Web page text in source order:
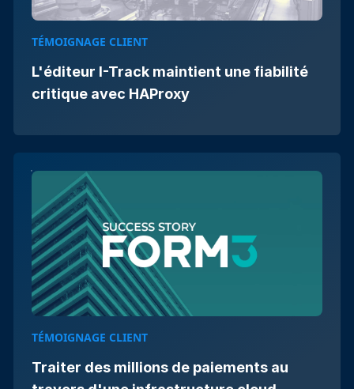
TÉMOIGNAGE CLIENT
L'éditeur I-Track maintient une fiabilité
critique avec HAProxy
TÉMOIGNAGE CLIENT
Traiter des millions de paiements au